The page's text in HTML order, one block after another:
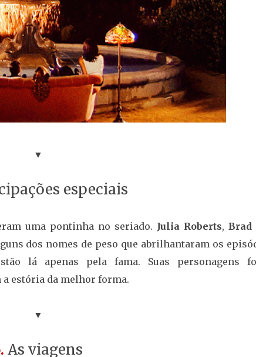
▼
especiais
uma pontinha no seriado. Julia Roberts,Brad
dos nomes de peso que abrilhantaram os
lá apenas pela fama. Suas personagens
estória da melhor forma.
▼
As viagens